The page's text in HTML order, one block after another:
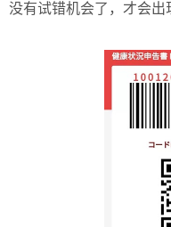
没有试错机会了，才会出